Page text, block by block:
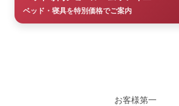
ベッド・寝具を特別価格でご案内
お客様第一